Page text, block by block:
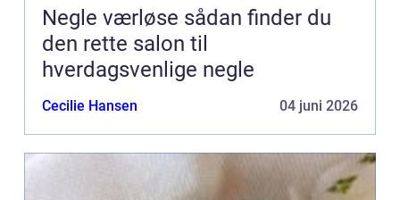
Negle værløse sådan finder du
den rette salon til
hverdagsvenlige negle
Cecilie Hansen 04 juni 2026